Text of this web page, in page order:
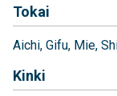
Tokai
Aichi Gifu Mie
Kinki